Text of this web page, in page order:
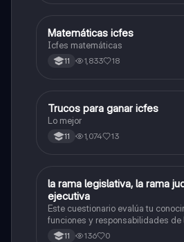
ICFES: Matemáticas
Matemáticas icfes
Icfes matemáticas
11 1,833 18
Química
Trucos para ganar icfes
Lo mejor
11 1,074 13
LSociales/Historia
la rama legislativa, la rama
ejecutiva
Este cuestionario evalúa tu
funciones y responsabilidades de
legislativa, judicial y ejecutiva.
11 136 0